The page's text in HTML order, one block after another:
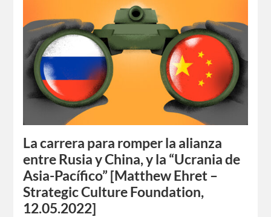
La carrera para romper la alianza
entre Rusia y China, y la “Ucrania de
Asia-Pacífico” [Matthew Ehret –
Strategic Culture Foundation,
12.05.2022]